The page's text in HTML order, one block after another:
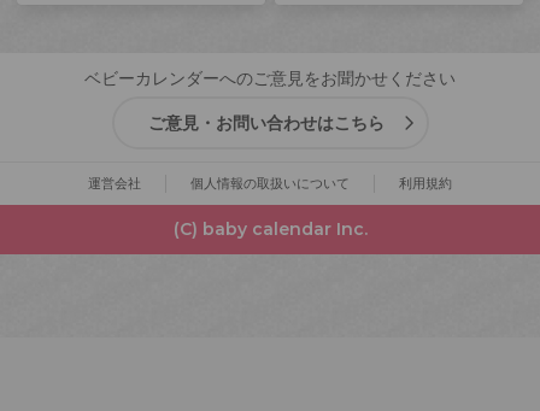
ベビーカレンダーへのご意見をお聞かせください
ご意見・お問い合わせはこちら
運営会社 個人情報の取扱いについて 利用規約
(C) baby calendar Inc.